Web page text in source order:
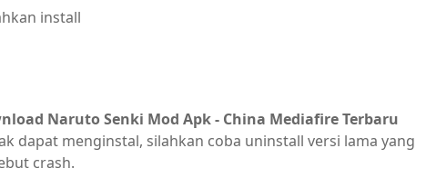
install
Naruto Senki Mod Apk - China Mediafire Terbaru
dapat menginstal, silahkan coba uninstall versi lama yang
crash.